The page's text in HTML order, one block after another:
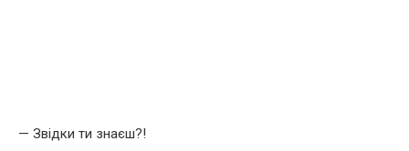
— Звідки ти знаєш?!